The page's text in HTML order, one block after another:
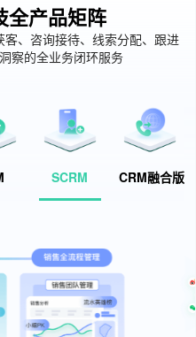
全产品矩阵
、咨询接待、线索分配、跟进
察的全业务闭环服务
SCRM CRM融合版